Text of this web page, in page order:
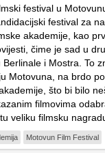
festival u
festival za
akademije, kao
čime je sad u
Berlinale i Mostra. To
Motovuna, na brdo
što bi bilo
filmovima
veliku filmsku
Motovun Film Festival